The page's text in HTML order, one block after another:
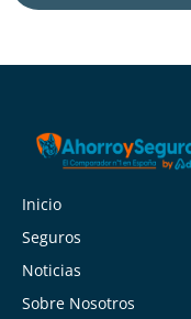
Inicio
Seguros
Noticias
Sobre Nosotros